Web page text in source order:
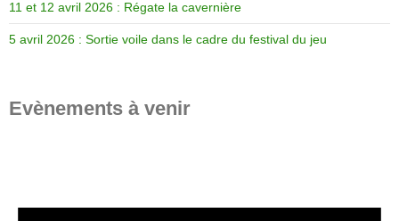
11 et 12 avril 2026 : Régate la cavernière
5 avril 2026 : Sortie voile dans le cadre du festival du jeu
Evènements à venir